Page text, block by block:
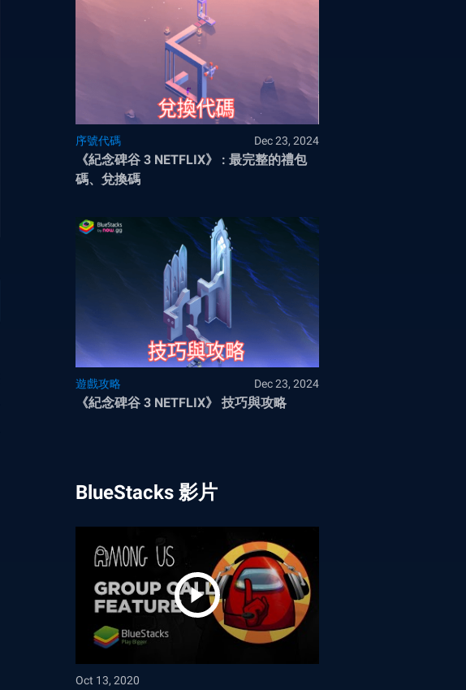
序號代碼 Dec 23, 2024
《紀念碑谷 3 NETFLIX》 : 最完整的禮包
碼、兌換碼
遊戲攻略 Dec 23, 2024
《紀念碑谷 3 NETFLIX》 技巧與攻略
BlueStacks 影片
Oct 13, 2020